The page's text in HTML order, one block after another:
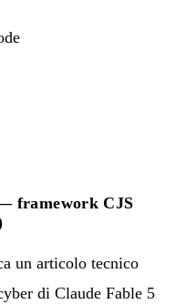
framework CJS
un articolo tecnico
di Claude Fable 5